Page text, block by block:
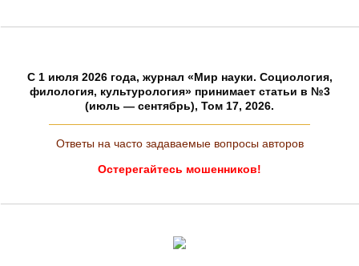
C 1 июля 2026 года, журнал «Мир науки. Социология,
филология, культурология» принимает статьи в №3
(июль — сентябрь), Том 17, 2026.
Ответы на часто задаваемые вопросы авторов
Остерегайтесь мошенников!